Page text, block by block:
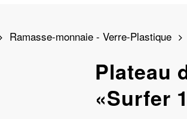
Ramasse-monnaie - Verre-Plastique
Plateau
«Surfer